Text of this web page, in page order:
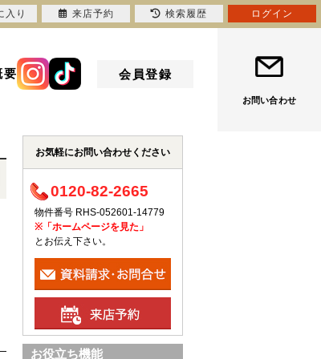
要 会員登録
お問い合わせ
お気軽にお問い合わせください
0120-82-2665
物件番号 RHS-052601-14779
※「ホームページを見た」
とお伝え下さい。
お役立ち機能
入り 来店予約 検索履歴 ログイン